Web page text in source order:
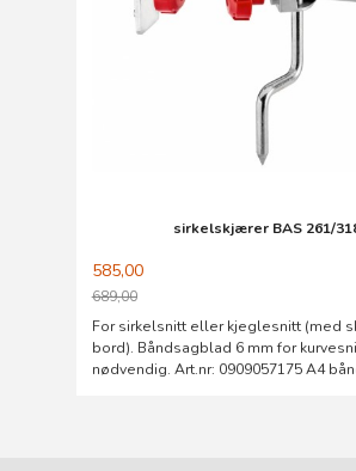
sirkelskjærer BAS 261/
585,00
689,00
Rabatt
For sirkelsnitt eller kjeglesnitt (med
bord). Båndsagblad 6 mm for
nødvendig. Art.nr: 0909057175 A4